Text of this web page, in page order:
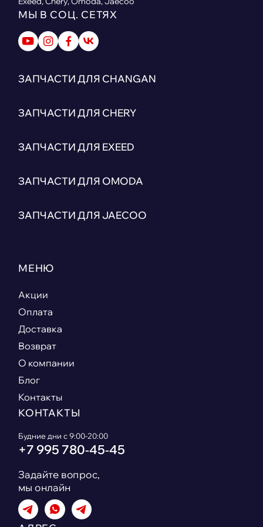
МЫ В СОЦ. СЕТЯХ
ЗАПЧАСТИ ДЛЯ CHANGAN
ЗАПЧАСТИ ДЛЯ CHERY
ЗАПЧАСТИ ДЛЯ EXEED
ЗАПЧАСТИ ДЛЯ OMODA
ЗАПЧАСТИ ДЛЯ JAECOO
МЕНЮ
Акции
Оплата
Доставка
Возврат
О компании
Блог
Контакты
КОНТАКТЫ
Будние дни с 9:00-20:00
+7 995 780‑45‑45
Задайте вопрос,
мы онлайн